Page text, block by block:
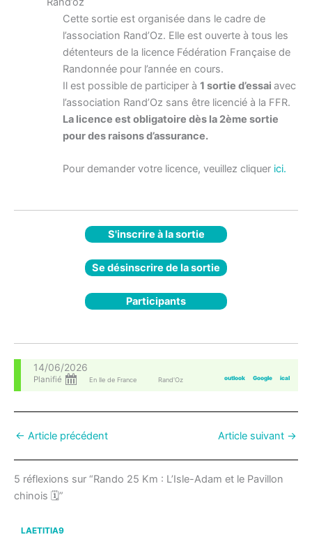
Cette sortie est organisée dans le cadre de
l’association Rand’Oz. Elle est ouverte à tous les
détenteurs de la licence Fédération Française de
Randonnée pour l’année en cours.
Il est possible de participer à 1 sortie d’essai avec
l’association Rand’Oz sans être licencié à la FFR.
La licence est obligatoire dès la 2ème sortie
pour des raisons d’assurance.
Pour demander votre licence, veuillez cliquer ici.
S'inscrire à la sortie
Se désinscrire de la sortie
Participants
14/06/2026
Planifié ical
Google
outlook
En Ile de France Rand'Oz
← Article précédent Article suivant →
5 réflexions sur “Rando 25 Km : L’Isle-Adam et le Pavillon
chinois 🗓”
LAETITIA9